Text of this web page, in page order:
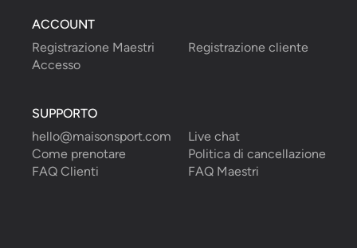
ACCOUNT
Registrazione Maestri
Registrazione cliente
Accesso
SUPPORTO
hello@maisonsport.com
Live chat
Come prenotare
Politica di cancellazione
FAQ Clienti
FAQ Maestri